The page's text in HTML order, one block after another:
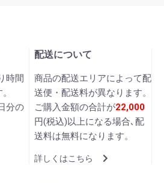
時間
分の
配送について
商品の配送エリアによって配
送便・配送料が異なります。
ご購入金額の合計が22,000
円(税込)以上になる場合､配
送料は無料になります。
詳しくはこちら